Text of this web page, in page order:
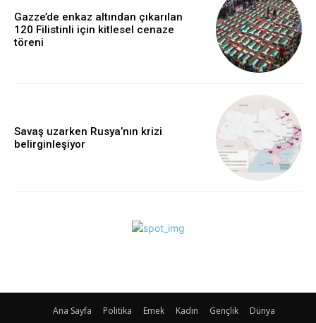
Gazze’de enkaz altından çıkarılan
120 Filistinli için kitlesel cenaze
töreni
Savaş uzarken Rusya’nın krizi
belirginleşiyor
Ana Sayfa Politika Emek Kadın Gençlik Dünya